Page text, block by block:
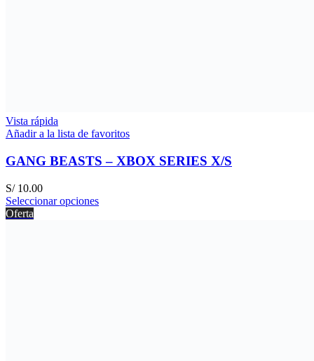
Vista rápida
Añadir a la lista de favoritos
GANG BEASTS – XBOX SERIES X/S
S/10.00
Seleccionar opciones
Oferta